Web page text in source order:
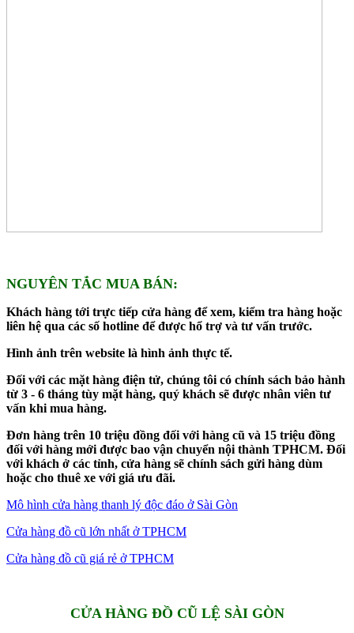
NGUYÊN TẮC MUA BÁN:
Khách hàng tới trực tiếp cửa hàng để xem, kiểm tra hàng hoặc
liên hệ qua các số hotline để được hổ trợ và tư vấn trước.
Hình ảnh trên website là hình ảnh thực tế.
Đối với các mặt hàng điện tử, chúng tôi có chính sách bảo hành
từ 3 - 6 tháng tùy mặt hàng, quý khách sẽ được nhân viên tư
vấn khi mua hàng.
Đơn hàng trên 10 triệu đồng đối với hàng cũ và 15 triệu đồng
đối với hàng mới được bao vận chuyển nội thành TPHCM. Đối
với khách ở các tỉnh, cửa hàng sẽ chính sách gửi hàng dùm
hoặc cho thuê xe với giá ưu đãi.
Mô hình cửa hàng thanh lý độc đáo ở Sài Gòn
Cửa hàng đồ cũ lớn nhất ở TPHCM
Cửa hàng đồ cũ giá rẻ ở TPHCM
CỬA HÀNG ĐỒ CŨ LỆ SÀI GÒN